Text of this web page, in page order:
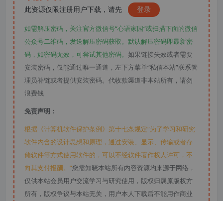
此资源仅限注册用户下载，请先 登录
如需解压密码，关注官方微信号“心语家园“或扫描下面的微信
公众号二维码，发送解压密码获取。默认解压密码即最新密
码，如密码无效，可尝试其他密码。 如果链接失效或者需要
安装密码，仅能通过唯一通道，左下方菜单“私信本站”联系管
理员补链或者提供安装密码。代收款渠道非本站所有，请勿
浪费钱
免责声明：
根据《计算机软件保护条例》第十七条规定“为了学习和研究
软件内含的设计思想和原理，通过安装、显示、传输或者存
储软件等方式使用软件的，可以不经软件著作权人许可，不
向其支付报酬。”您需知晓本站所有内容资源均来源于网络，
仅供本站会员用户交流学习与研究使用，版权归属原版权方
所有，版权争议与本站无关，用户本人下载后不能用作商业